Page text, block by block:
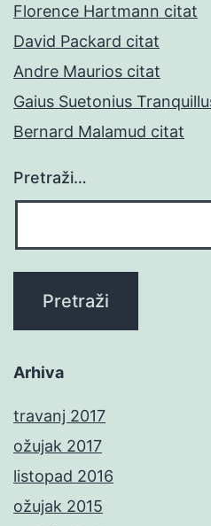
Florence Hartmann citat
David Packard citat
Andre Maurios citat
Gaius Suetonius
Bernard Malamud citat
Pretraži…
Arhiva
travanj 2017
ožujak 2017
listopad 2016
ožujak 2015